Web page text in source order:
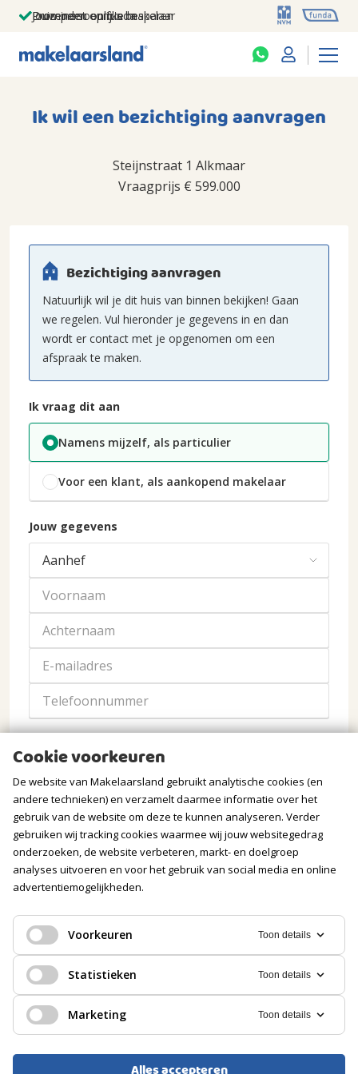
Jouw persoonlijke makelaar
Duizenden euro's besparen
Prominent op funda
Ik wil een bezichtiging aanvragen
Steijnstraat 1 Alkmaar
Vraagprijs € 599.000
Bezichtiging aanvragen
Natuurlijk wil je dit huis van binnen bekijken! Gaan
we regelen. Vul hieronder je gegevens in en dan
wordt er contact met je opgenomen om een
afspraak te maken.
Ik vraag dit aan
Namens mijzelf, als particulier
Voor een klant, als aankopend makelaar
Jouw gegevens
Verstuur mijn aanvraag
Wij gaan zorgvuldig om met jouw gegevens. Meer
informatie vind je in onze
Cookie voorkeuren
De website van Makelaarsland gebruikt analytische cookies (en
andere technieken) en verzamelt daarmee informatie over het
gebruik van de website om deze te kunnen analyseren. Verder
gebruiken wij tracking cookies waarmee wij jouw websitegedrag
onderzoeken, de website verbeteren, markt- en doelgroep
analyses uitvoeren en voor het gebruik van social media en online
advertentiemogelijkheden.
Voorkeuren Toon details
Statistieken Toon details
Marketing Toon details